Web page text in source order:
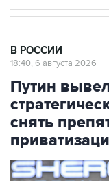
Путин
снять